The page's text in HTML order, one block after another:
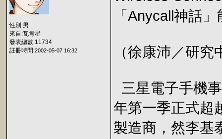
性別:男
來自:瓦肯星
發表總數:11734
註冊時間:2002-05-07 16:32
「Anycall神話
（徐康沛／研
三星電子手機
年第一季正式超
製造商，然李基